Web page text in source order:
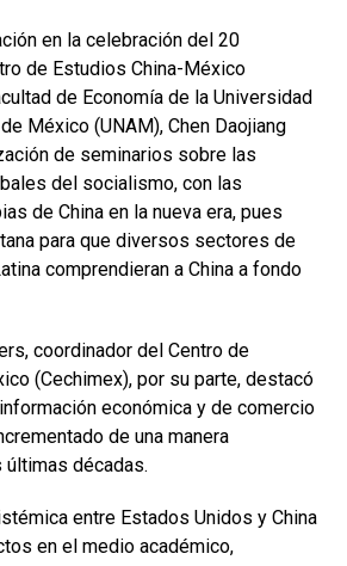
en la celebración del 20
de Estudios China-México
de Economía de la Universidad
México (UNAM), Chen Daojiang
de seminarios sobre las
del socialismo, con las
de China en la nueva era, pues
para que diversos sectores de
comprendieran a China a fondo
coordinador del Centro de
(Cechimex), por su parte, destacó
económica y de comercio
de una manera
últimas décadas.
entre Estados Unidos y China
en el medio académico,